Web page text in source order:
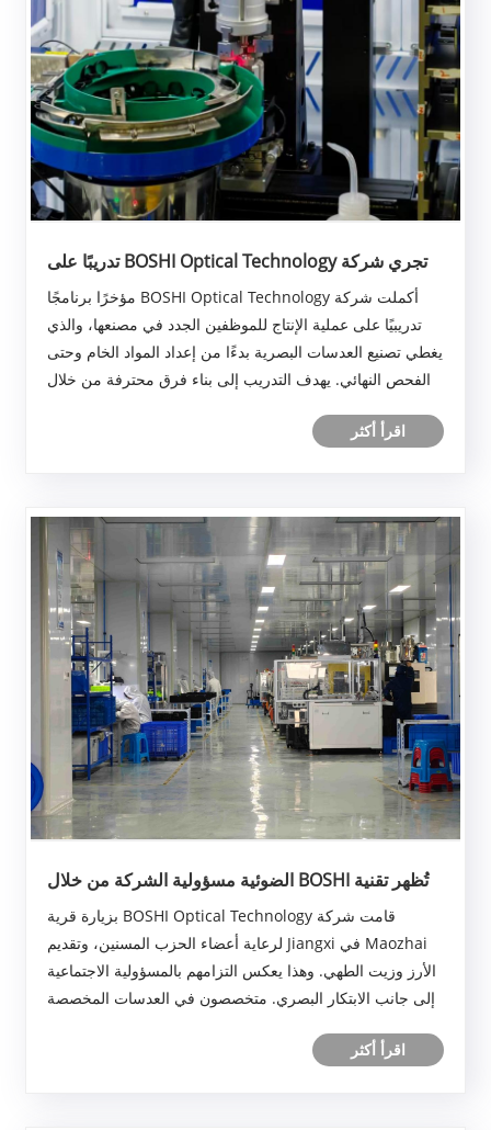
تجري شركة BOSHI Optical Technology تدريبًا على
أكملت شركة BOSHI Optical Technology مؤخرًا برنامجًا
تدريبيًا على عملية الإنتاج للموظفين الجدد في مصنعها، والذي
يغطي تصنيع العدسات البصرية بدءًا من إعداد المواد الخام وحتى
الفحص النهائي. يهدف التدريب إلى بناء فرق محترفة من خلال
اقرأ أكثر
تُظهر تقنية BOSHI الضوئية مسؤولية الشركة من خلال
قامت شركة BOSHI Optical Technology بزيارة قرية
Maozhai في Jiangxi لرعاية أعضاء الحزب المسنين، وتقديم
الأرز وزيت الطهي. وهذا يعكس التزامهم بالمسؤولية الاجتماعية
إلى جانب الابتكار البصري. متخصصون في العدسات المخصصة
اقرأ أكثر